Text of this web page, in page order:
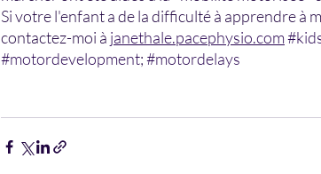
Si votre l'enfant a de la difficulté à apprendre à
contactez-moi à janethale.pacephysio.com
#motordevelopment; #motordelays